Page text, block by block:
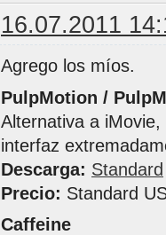
16.07.2011
Agrego los míos.
PulpMotion /
Alternativa a
interfaz
Descarga: Standard
Precio: Standard
Caffeine